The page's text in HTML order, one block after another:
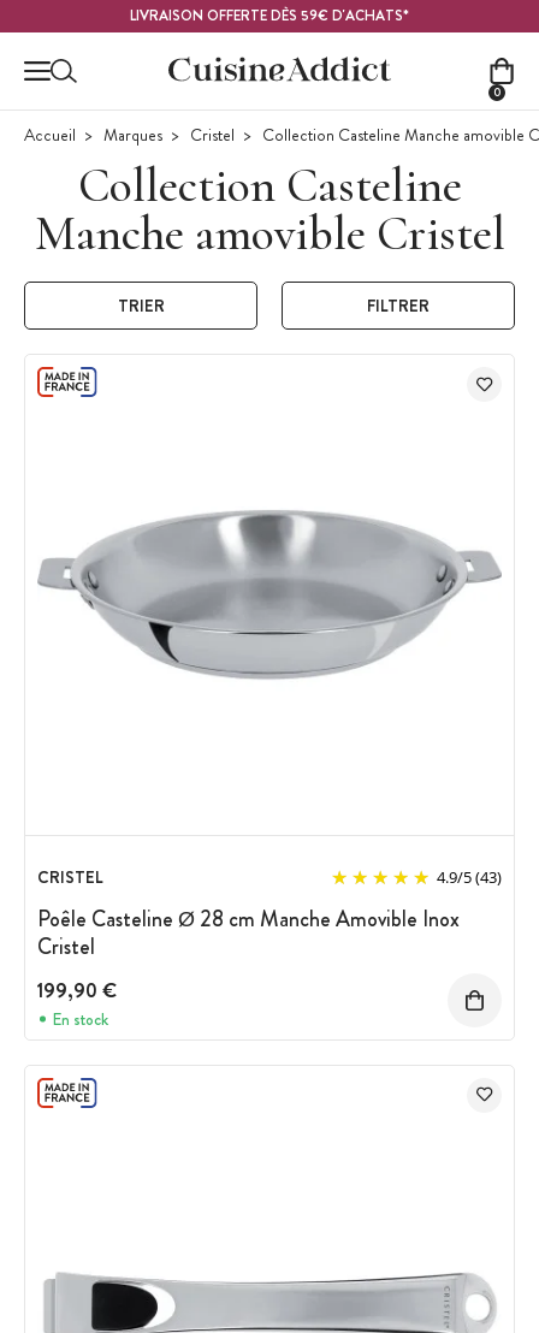
LIVRAISON OFFERTE DÈS 59€ D'ACHATS*
0
Accueil Marques Cristel Collection Casteline Manche amovible
Collection Casteline
Manche amovible Cristel
TRIER FILTRER
CRISTEL 4.9/5(43)
Poêle Casteline Ø 28 cm Manche Amovible Inox
Cristel
199,90 €
En stock